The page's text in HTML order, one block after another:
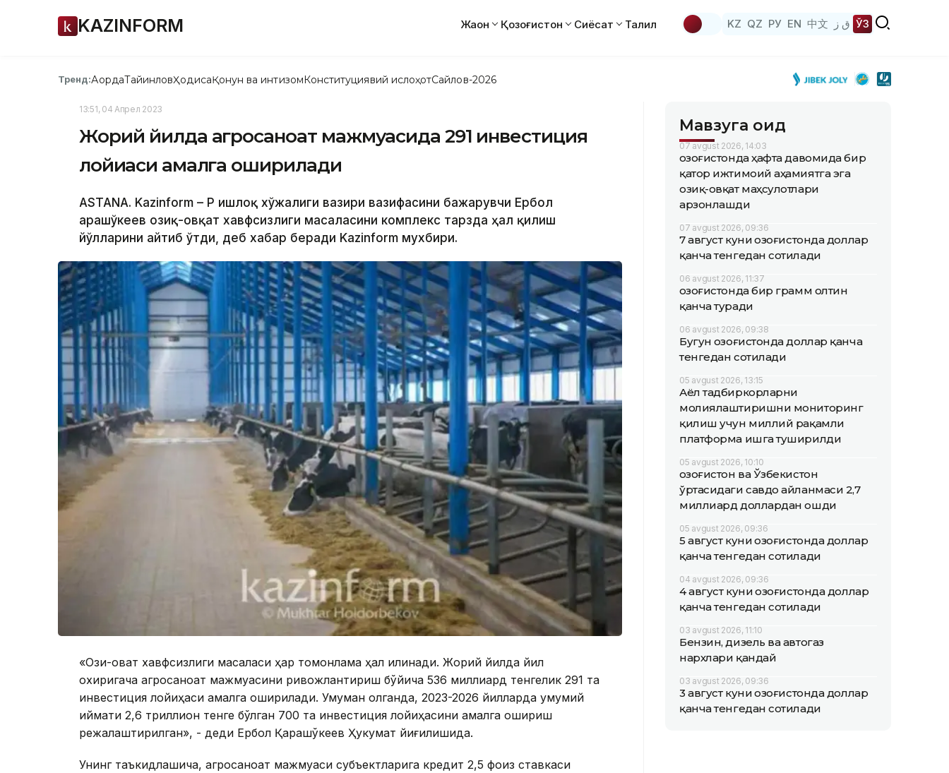
KAZINFORM Жаҳон Қозоғистон Сиёсат Таҳлил KZ QZ РУ EN 中文 ق ز ЎЗ
Тренд:АқордаТайинловҲодисаҚонун ва интизомКонституциявий ислоҳотСайлов-2026
13:51, 04 Апрел 2023
Жорий йилда агросаноат мажмуасида 291 инвестиция
лойиҳаси амалга оширилади
ASTANA. Kazinform – ҚР Қишлоқ хўжалиги вазири вазифасини бажарувчи Ербол
Қарашўкеев озиқ-овқат хавфсизлиги масаласини комплекс тарзда ҳал қилиш
йўлларини айтиб ўтди, деб хабар беради Kazinform мухбири.
«Озиқ-овқат хавфсизлиги масаласи ҳар томонлама ҳал қилинади. Жорий йилда йил
охиригача агросаноат мажмуасини ривожлантириш бўйича 536 миллиард тенгелик 291 та
инвестиция лойиҳаси амалга оширилади. Умуман олганда, 2023-2026 йилларда умумий
қиймати 2,6 триллион тенге бўлган 700 та инвестиция лойиҳасини амалга ошириш
режалаштирилган», - деди Ербол Қарашўкеев Ҳукумат йиғилишида.
Унинг таъкидлашича, агросаноат мажмуаси субъектларига кредит 2,5 фоиз ставкаси
Мавзуга оид
07 avgust 2026, 14:03
Қозоғистонда ҳафта давомида бир
қатор ижтимоий аҳамиятга эга
озиқ-овқат маҳсулотлари
арзонлашди
07 avgust 2026, 09:36
7 август куни Қозоғистонда доллар
қанча тенгедан сотилади
06 avgust 2026, 11:37
Қозоғистонда бир грамм олтин
қанча туради
06 avgust 2026, 09:38
Бугун Қозоғистонда доллар қанча
тенгедан сотилади
05 avgust 2026, 13:15
Аёл тадбиркорларни
молиялаштиришни мониторинг
қилиш учун миллий рақамли
платформа ишга туширилди
05 avgust 2026, 10:10
Қозоғистон ва Ўзбекистон
ўртасидаги савдо айланмаси 2,7
миллиард доллардан ошди
05 avgust 2026, 09:36
5 август куни Қозоғистонда доллар
қанча тенгедан сотилади
04 avgust 2026, 09:36
4 август куни Қозоғистонда доллар
қанча тенгедан сотилади
03 avgust 2026, 11:10
Бензин, дизель ва автогаз
нархлари қандай
03 avgust 2026, 09:36
3 август куни Қозоғистонда доллар
қанча тенгедан сотилади